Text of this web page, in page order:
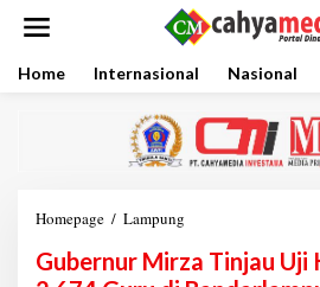
Home Internasional Nasional
Homepage / Lampung
b
e
Gubernur Mirza Tinjau Uji